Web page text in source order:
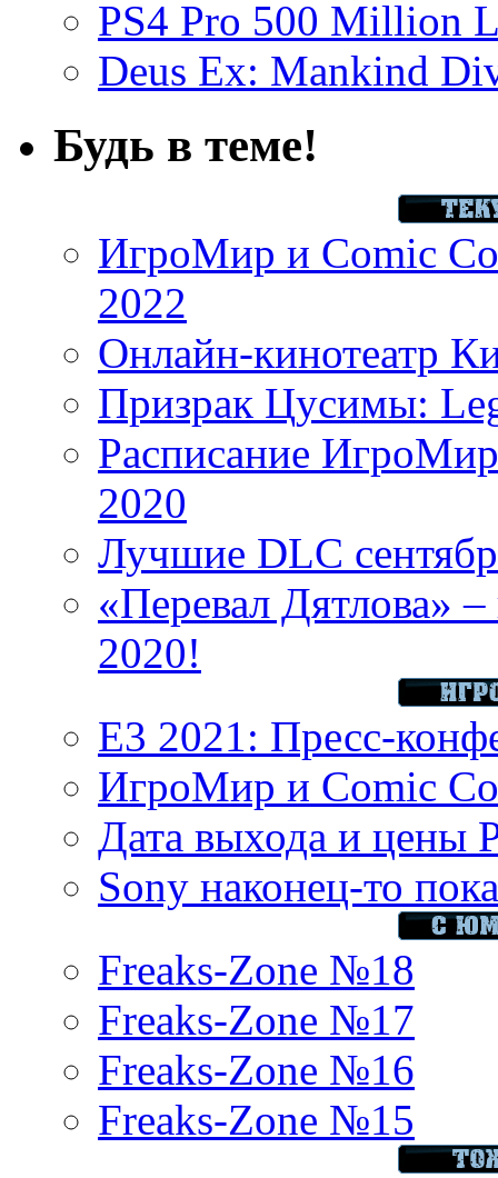
PS4 Pro 500 Million
Deus Ex: Mankind
Будь в теме!
ИгроМир и Comic
2022
Онлайн-кинотеатр
Призрак Цусимы:
Расписание
2020
Лучшие DLC
«Перевал Дятлова»
2020!
E3 2021: Пресс-
ИгроМир и Comic
Дата выхода и цены
Sony наконец-то
Freaks-Zone №18
Freaks-Zone №17
Freaks-Zone №16
Freaks-Zone №15